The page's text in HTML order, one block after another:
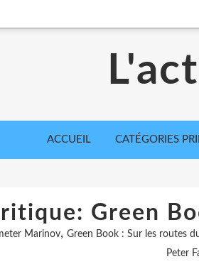
ACCUEIL CATÉGORIES
Green
Marinov, Green Book : Sur les routes
Peter